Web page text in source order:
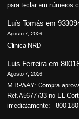
para teclar em números
Luís Tomás em
Agosto 7, 2026
Clinica NRD
Luis Ferreira em
Agosto 7, 2026
M B-WAY: Compra
Ref.A5677733 no EL
imediatamente: : 800